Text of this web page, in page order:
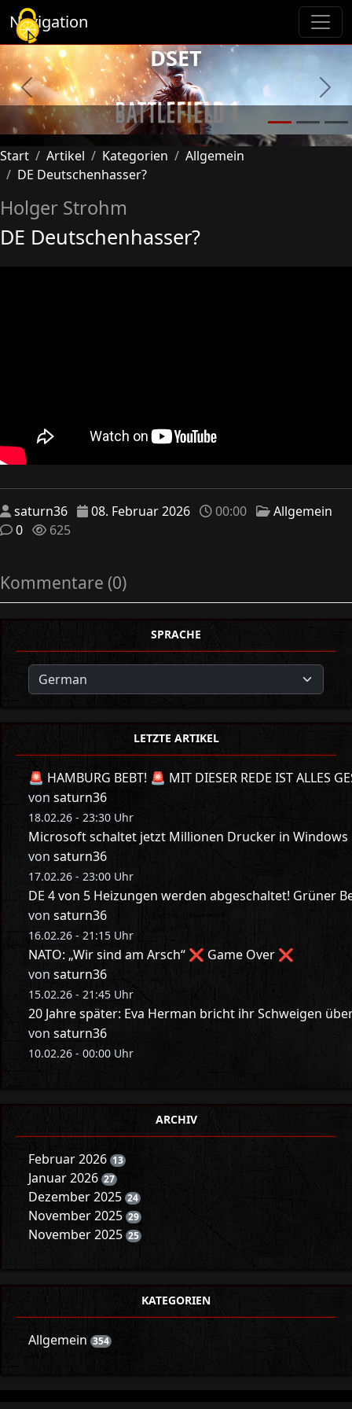
Navigation
Previous Next
DSET
Start Artikel Kategorien
Allgemein
DE Deutschenhasser?
Holger Strohm
DE Deutschenhasser?
saturn36 08. Februar 2026 00:00
Allgemein
0
625
Kommentare (0)
SPRACHE
LETZTE ARTIKEL
🚨 HAMBURG BEBT! 🚨 MIT DIESER REDE IST ALLES
von saturn36
18.02.26 - 23:30 Uhr
Microsoft schaltet jetzt Millionen Drucker in Windows
von saturn36
17.02.26 - 23:00 Uhr
DE 4 von 5 Heizungen werden abgeschaltet! Grüner
von saturn36
16.02.26 - 21:15 Uhr
NATO: „Wir sind am Arsch“ ❌ Game Over ❌
von saturn36
15.02.26 - 21:45 Uhr
20 Jahre später: Eva Herman bricht ihr Schweigen
von saturn36
10.02.26 - 00:00 Uhr
ARCHIV
Februar 2026 13
Januar 2026 27
Dezember 2025 24
November 2025 29
November 2025 25
KATEGORIEN
Allgemein 354
Cookie-Einstellungen